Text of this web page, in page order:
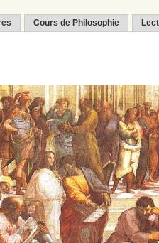
Cours de Philosophie